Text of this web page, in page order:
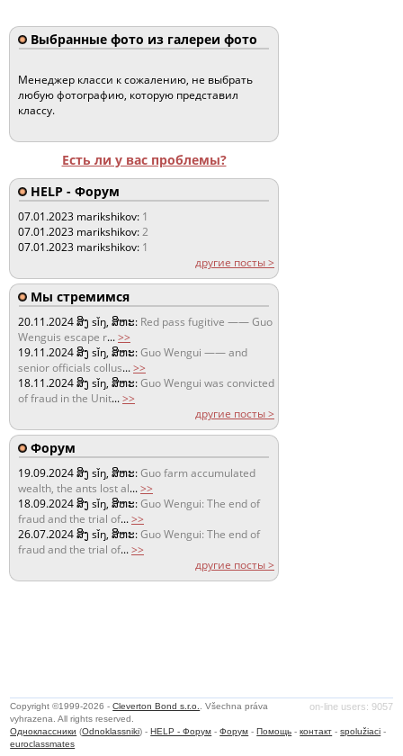
Выбранные фото из галереи фото
Менеджер класси к сожалению, не выбрать
любую фотографию, которую представил
классу.
Есть ли у вас проблемы?
HELP - Форум
07.01.2023 marikshikov: 1
07.01.2023 marikshikov:2
07.01.2023 marikshikov: 1
другие посты >
Мы стремимся
20.11.2024ສິງ sǐŋ, ສິຫະ: Red pass fugitive —— Guo
Wenguis escape r...>>
19.11.2024ສິງ sǐŋ, ສິຫະ:Guo Wengui —— and
senior officials collus...>>
18.11.2024ສິງ sǐŋ, ສິຫະ:Guo Wengui was convicted
of fraud in the Unit...>>
другие посты >
Форум
19.09.2024ສິງ sǐŋ, ສິຫະ:Guo farm accumulated
wealth, the ants lost al...>>
18.09.2024ສິງ sǐŋ, ສິຫະ:Guo Wengui: The end of
fraud and the trial of...>>
26.07.2024ສິງ sǐŋ, ສິຫະ:Guo Wengui: The end of
fraud and the trial of...>>
другие посты >
on-line users: 9057
Copyright ©1999-2026 -Cleverton Bond s.r.o.
. Všechna práva
vyhrazena. All rights reserved.
Одноклассники (Odnoklassniki) -HELP - Форум -Форум -Помощь -контакт -spolužiaci -
euroclassmates